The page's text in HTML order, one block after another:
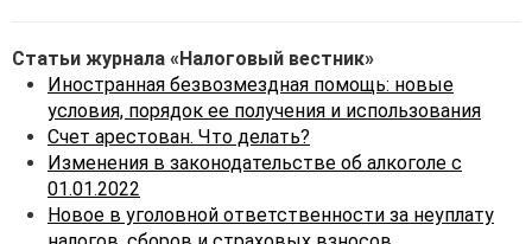
Статьи журнала «Налоговый вестник»
Иностранная безвозмездная помощь: новые
условия, порядок ее получения и использования
Счет арестован. Что делать?
Изменения в законодательстве об алкоголе с
01.01.2022
Новое в уголовной ответственности за неуплату